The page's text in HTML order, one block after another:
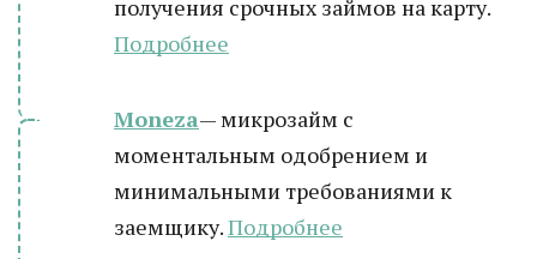
получения срочных займов на карту.
Подробнее
Moneza— микрозайм с
моментальным одобрением и
минимальными требованиями к
заемщику.Подробнее